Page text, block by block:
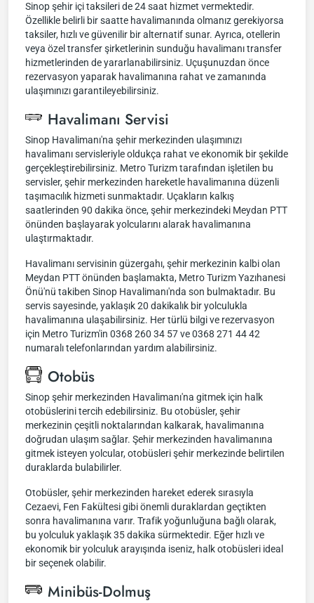
Sinop şehir içi taksileri de 24 saat hizmet vermektedir.
Özellikle belirli bir saatte havalimanında olmanız gerekiyorsa
taksiler, hızlı ve güvenilir bir alternatif sunar. Ayrıca, otellerin
veya özel transfer şirketlerinin sunduğu havalimanı transfer
hizmetlerinden de yararlanabilirsiniz. Uçuşunuzdan önce
rezervasyon yaparak havalimanına rahat ve zamanında
ulaşımınızı garantileyebilirsiniz.
Havalimanı Servisi
Sinop Havalimanı'na şehir merkezinden ulaşımınızı
havalimanı servisleriyle oldukça rahat ve ekonomik bir şekilde
gerçekleştirebilirsiniz. Metro Turizm tarafından işletilen bu
servisler, şehir merkezinden hareketle havalimanına düzenli
taşımacılık hizmeti sunmaktadır. Uçakların kalkış
saatlerinden 90 dakika önce, şehir merkezindeki Meydan PTT
önünden başlayarak yolcularını alarak havalimanına
ulaştırmaktadır.
Havalimanı servisinin güzergahı, şehir merkezinin kalbi olan
Meydan PTT önünden başlamakta, Metro Turizm Yazıhanesi
Önü'nü takiben Sinop Havalimanı'nda son bulmaktadır. Bu
servis sayesinde, yaklaşık 20 dakikalık bir yolculukla
havalimanına ulaşabilirsiniz. Her türlü bilgi ve rezervasyon
için Metro Turizm'in 0368 260 34 57 ve 0368 271 44 42
numaralı telefonlarından yardım alabilirsiniz.
Otobüs
Sinop şehir merkezinden Havalimanı'na gitmek için halk
otobüslerini tercih edebilirsiniz. Bu otobüsler, şehir
merkezinin çeşitli noktalarından kalkarak, havalimanına
doğrudan ulaşım sağlar. Şehir merkezinden havalimanına
gitmek isteyen yolcular, otobüsleri şehir merkezinde belirtilen
duraklarda bulabilirler.
Otobüsler, şehir merkezinden hareket ederek sırasıyla
Cezaevi, Fen Fakültesi gibi önemli duraklardan geçtikten
sonra havalimanına varır. Trafik yoğunluğuna bağlı olarak,
bu yolculuk yaklaşık 35 dakika sürmektedir. Eğer hızlı ve
ekonomik bir yolculuk arayışında iseniz, halk otobüsleri ideal
bir seçenek olabilir.
Minibüs-Dolmuş